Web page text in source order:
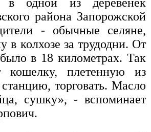
района Запорожской
- обычные селяне,
в колхозе за трудодни. От
в 18 километрах. Так
кошелку, плетенную из
торговать. Масло
сушку», - вспоминает